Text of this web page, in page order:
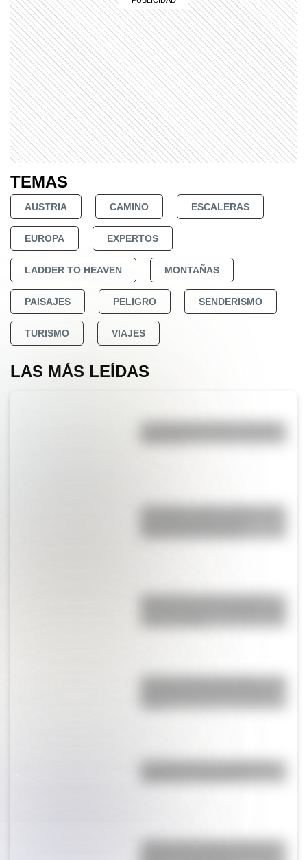
TEMAS
AUSTRIA CAMINO ESCALERAS
EUROPA EXPERTOS
LADDER TO HEAVEN MONTAÑAS
PAISAJES PELIGRO SENDERISMO
TURISMO VIAJES
LAS MÁS LEÍDAS
San Martín y Simón Bolívar: así
Buenos Aires al principio del
sorprendentes
Castillo de Rafael Obligado, una
de pie
La historia de los inmigrantes
¿Sabías que Argentina tuvo la